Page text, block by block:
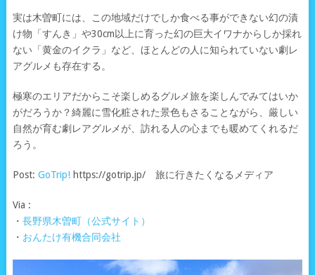
実は木曽町には、この地域だけでしか食べる事ができない幻の漬
け物「すんき」や30cm以上に育った幻の巨大イワナからしか採れ
ない「黄金のイクラ」など、ほとんどの人に知られていない劇レ
アグルメも存在する。
極寒のエリアだからこそ楽しめるグルメ旅を楽しんでみてはいか
がだろうか？綺麗に雪化粧された景色もさることながら、厳しい
自然が育む劇レアグルメが、訪れる人の心までも暖めてくれるだ
ろう。
Post: GoTrip!https://gotrip.jp/ 旅に行きたくなるメディア
Via :
・ 長野県木曽町（公式サイト）
・ おんたけ有機合同会社